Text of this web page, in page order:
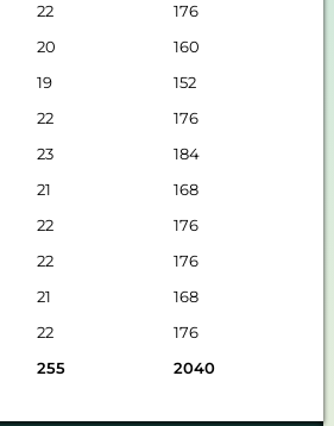
22
176
20
160
19
152
22
176
23
184
21
168
22
176
22
176
21
168
22
176
255 2040